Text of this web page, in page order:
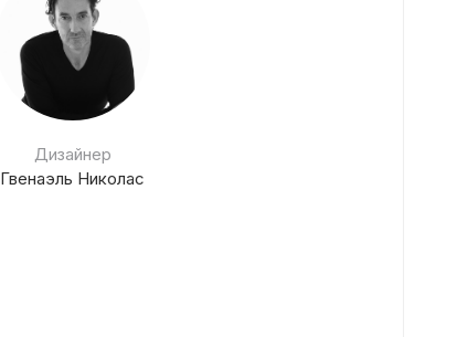
Дизайнер
Гвенаэль Николас